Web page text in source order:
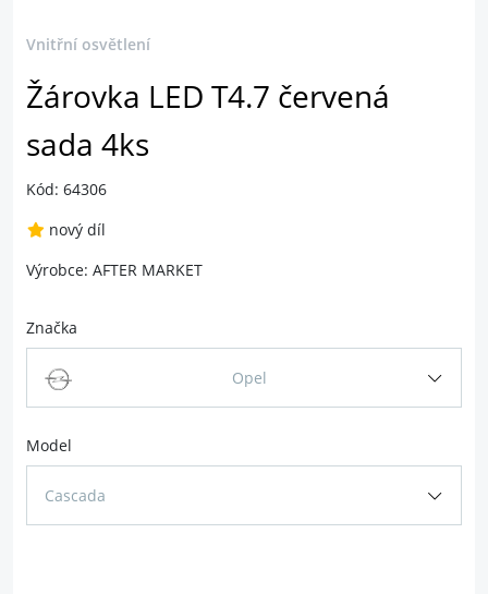
Vnitřní osvětlení
Žárovka LED T4.7 červená
sada 4ks
Kód: 64306
nový díl
Výrobce: AFTER MARKET
Značka
Opel
Model
Cascada